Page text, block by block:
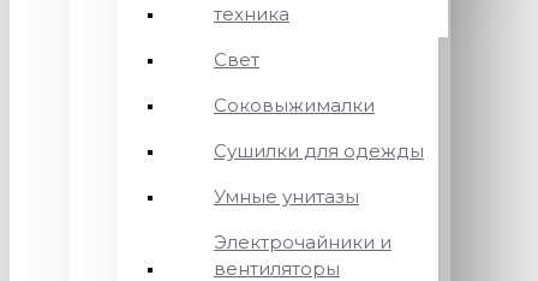
техника
Свет
Соковыжималки
Сушилки для одежды
Умные унитазы
Электрочайники и
вентиляторы